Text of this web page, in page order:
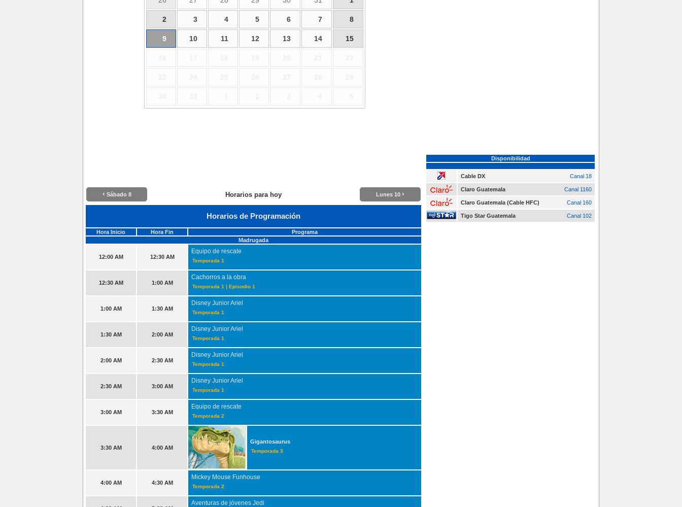
2 3 4 5 6 7 8
9 10 11 12 13 14 15
‹ Sábado 8 Horarios para hoy Lunes 10 ›
Horarios de Programación
Hora Inicio Hora Fin
Programa
Madrugada
12:00 AM 12:30 AM
Equipo de rescate
Temporada 1
12:30 AM 1:00 AM
Cachorros a la obra
Temporada 1 | Episodio 1
1:00 AM 1:30 AM
Disney Junior Ariel
Temporada 1
1:30 AM 2:00 AM
Disney Junior Ariel
Temporada 1
2:00 AM 2:30 AM
Disney Junior Ariel
Temporada 1
2:30 AM 3:00 AM
Disney Junior Ariel
Temporada 1
3:00 AM 3:30 AM
Equipo de rescate
Temporada 2
3:30 AM 4:00 AM
Gigantosaurus
Temporada 3
4:00 AM 4:30 AM
Mickey Mouse Funhouse
Temporada 2
Aventuras de jóvenes Jedi
Disponibilidad
Cable DX Canal 18
Claro Guatemala Canal 1160
Claro Guatemala (Cable HFC) Canal 160
Tigo Star Guatemala Canal 102